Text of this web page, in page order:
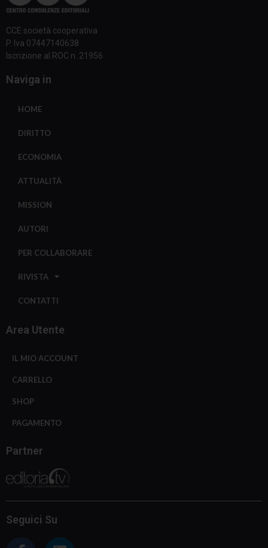
CCE società cooperativa
P. Iva 07447140638
Iscrizione al ROC n. 21956
Naviga in
HOME
DIRITTO
ECONOMIA
ATTUALITÀ
MISSION
AUTORI
PER COLLABORARE
RIVISTA
CONTATTI
Area Utente
IL MIO ACCOUNT
CARRELLO
SHOP
PAGAMENTO
Partner
Seguici Su